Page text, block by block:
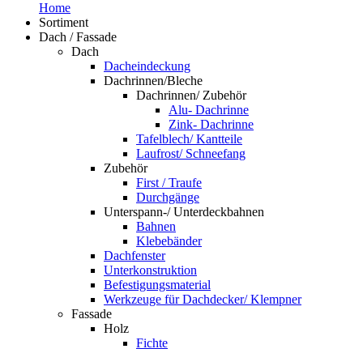
Home
Sortiment
Dach / Fassade
Dach
Dacheindeckung
Dachrinnen/Bleche
Dachrinnen/ Zubehör
Alu- Dachrinne
Zink- Dachrinne
Tafelblech/ Kantteile
Laufrost/ Schneefang
Zubehör
First / Traufe
Durchgänge
Unterspann-/ Unterdeckbahnen
Bahnen
Klebebänder
Dachfenster
Unterkonstruktion
Befestigungsmaterial
Werkzeuge für Dachdecker/ Klempner
Fassade
Holz
Fichte